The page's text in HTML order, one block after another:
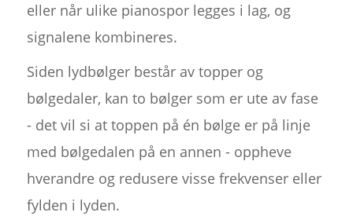
eller når ulike pianospor legges i lag, og
signalene kombineres.
Siden lydbølger består av topper og
bølgedaler, kan to bølger som er ute av fase
- det vil si at toppen på én bølge er på linje
med bølgedalen på en annen - oppheve
hverandre og redusere visse frekvenser eller
fylden i lyden.